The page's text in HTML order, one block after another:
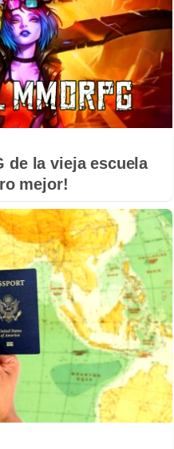
de la vieja escuela
mejor!